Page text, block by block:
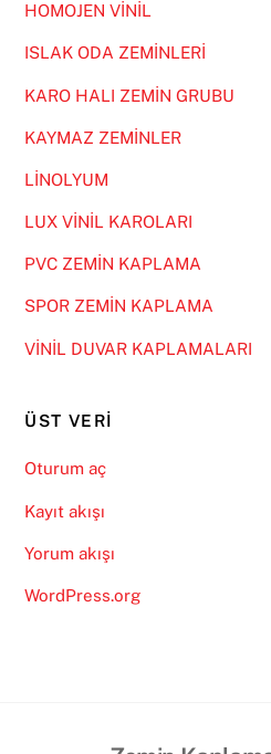
HOMOJEN VİNİL
ISLAK ODA ZEMİNLERİ
KARO HALI ZEMİN GRUBU
KAYMAZ ZEMİNLER
LİNOLYUM
LUX VİNİL KAROLARI
PVC ZEMİN KAPLAMA
SPOR ZEMİN KAPLAMA
VİNİL DUVAR KAPLAMALARI
ÜST VERI
Oturum aç
Kayıt akışı
Yorum akışı
WordPress.org